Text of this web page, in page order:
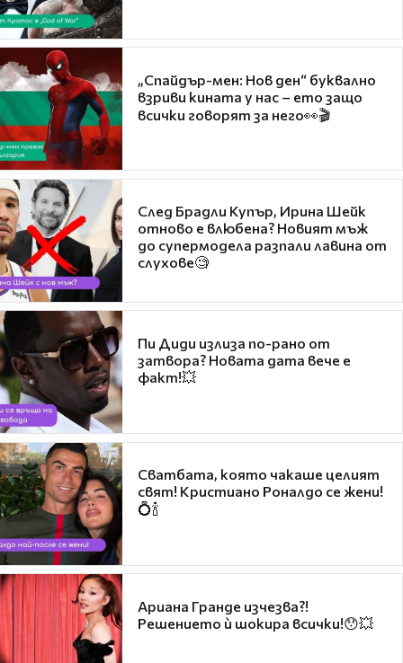
„Спайдър-мен: Нов ден“ буквално
взриви кината у нас – ето защо
всички говорят за него👀🎬
След Брадли Купър, Ирина Шейк
отново е влюбена? Новият мъж
до супермодела разпали лавина от
слухове🧐
Пи Диди излиза по-рано от
затвора? Новата дата вече е
факт!💥
Сватбата, която чакаше целият
свят! Кристиано Роналдо се жени!
💍🍾
Ариана Гранде изчезва?!
Решението ѝ шокира всички!😯💥